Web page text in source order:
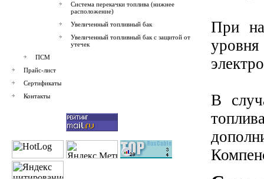
Система перекачки топлива (нижнее
расположение)
Увеличенный топливный бак
Увеличенный топливный бак с защитой от
утечек
ПСМ
Прайс-лист
Сертификаты
Контакты
При
В